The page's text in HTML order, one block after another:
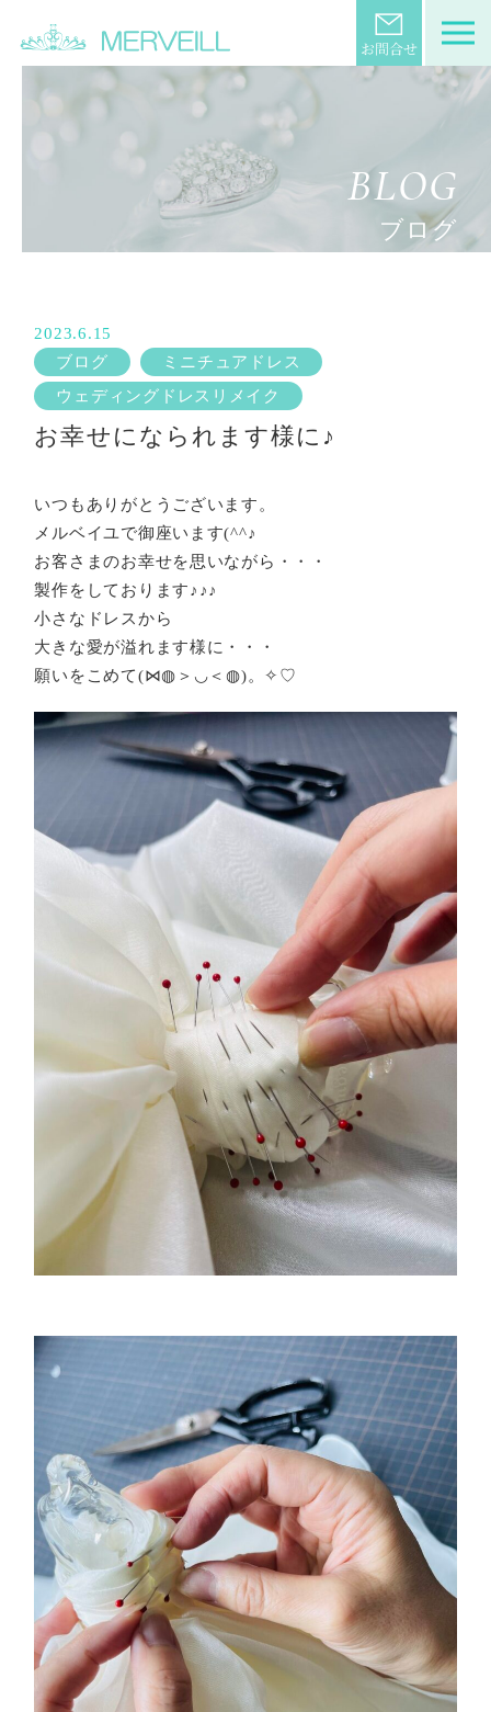
BLOG
ブログ
2023.6.15
ブログ
ミニチュアドレス
ウェディングドレスリメイク
お幸せになられます様に♪
いつもありがとうございます。
メルベイユで御座います(^^♪
お客さまのお幸せを思いながら・・・
製作をしております♪♪♪
小さなドレスから
大きな愛が溢れます様に・・・
願いをこめて(⋈◍＞◡＜◍)。✧♡